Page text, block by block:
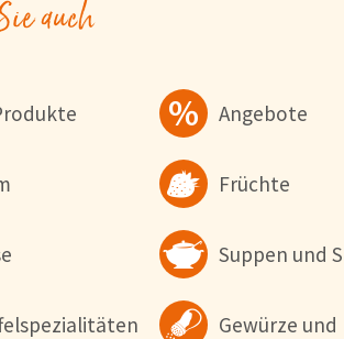
auch
Angebote
Früchte
Suppen und
Gewürze
für Sie optimal zu gestalten und
zur Geschwindigkeitsoptimierung und für
stimmen Sie der Verwendung zu. Über den
können Sie auswählen, welche Cookies Sie
Informationen erhalten Sie in unserer